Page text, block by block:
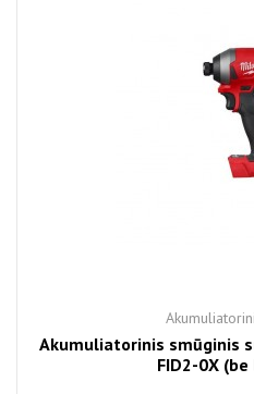
Akumuliatorinis smūginis
FID2-0X